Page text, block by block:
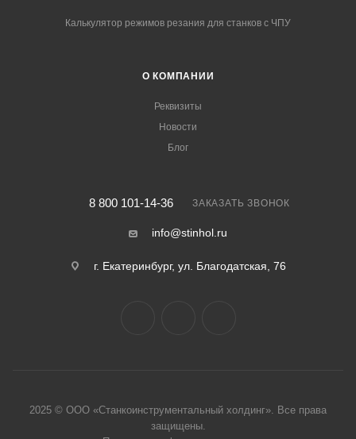
Калькулятор режимов резания для станков с ЧПУ
О КОМПАНИИ
Реквизиты
Новости
Блог
8 800 101-14-36 ЗАКАЗАТЬ ЗВОНОК
info@stinhol.ru
г. Екатеринбург, ул. Благодатская, 76
2025 © ООО «Станкоинструментальный холдинг». Все права
защищены.